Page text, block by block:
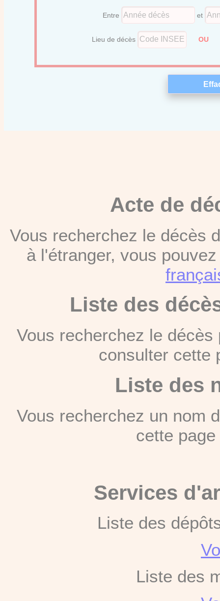
Entre et
Lieu de décès OU
Acte de
Vous recherchez le décès
à l'étranger, vous
Liste des
Vous recherchez le
consulter
Liste des
Vous recherchez un nom
cette
Services
Liste des
Liste des